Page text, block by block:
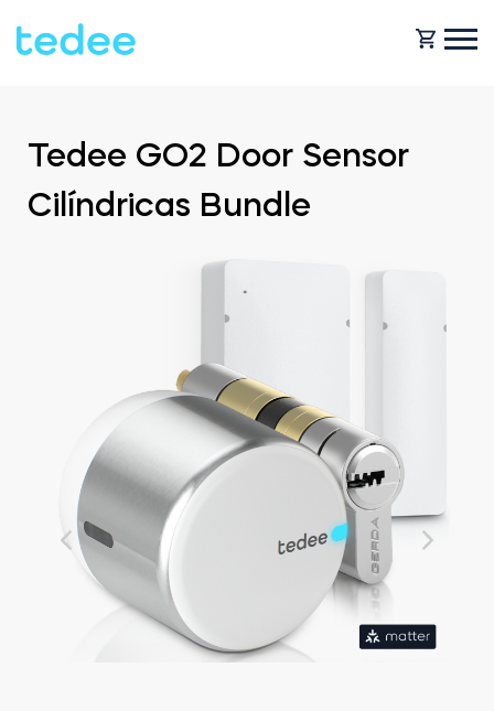
Casa
Business
Integrações
PRODUTOS
Tedee GO2
Tedee PRO
OBTENHA SUPORTE
LOCALIZADOR DE LOJAS
COMPRAR AGORA
Tedee GO2 Door Sensor
Cilíndricas Bundle